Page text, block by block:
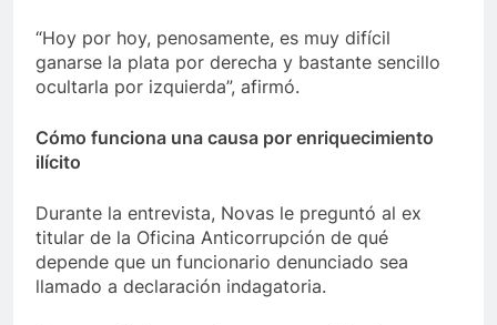
“Hoy por hoy, penosamente, es muy difícil
ganarse la plata por derecha y bastante sencillo
ocultarla por izquierda”, afirmó.
Cómo funciona una causa por enriquecimiento
ilícito
Durante la entrevista, Novas le preguntó al ex
titular de la Oficina Anticorrupción de qué
depende que un funcionario denunciado sea
llamado a declaración indagatoria.